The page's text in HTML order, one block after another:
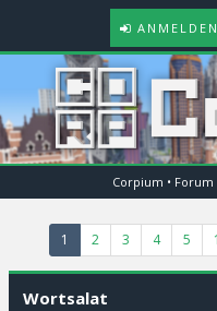
ANMELDEN
Corpium • Forum
1 (current)
2 3 4 5
Wortsalat